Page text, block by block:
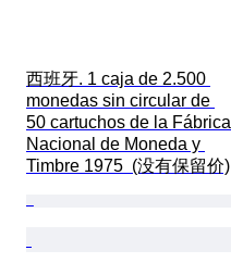
西班牙. 1 caja de 2.500
monedas sin circular de
50 cartuchos de la Fábrica
Nacional de Moneda y
Timbre 1975  (没有保留价)